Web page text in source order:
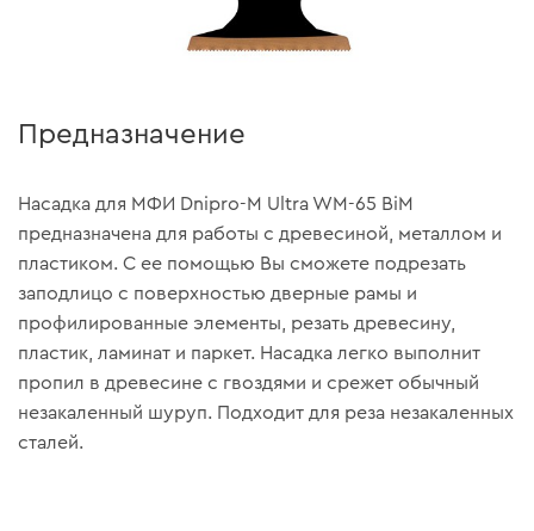
Предназначение
Насадка для МФИ Dnipro-M Ultra WM-65 BiM
предназначена для работы с древесиной, металлом и
пластиком. С ее помощью Вы сможете подрезать
заподлицо с поверхностью дверные рамы и
профилированные элементы, резать древесину,
пластик, ламинат и паркет. Насадка легко выполнит
пропил в древесине с гвоздями и срежет обычный
незакаленный шуруп. Подходит для реза незакаленных
сталей.